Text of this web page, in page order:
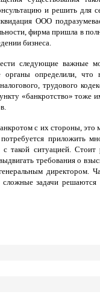
и решить для
ООО
фирма пришла в
бизнеса.
следующие важные
определили,
трудового
«банкротство» тоже
с их стороны,
приложить
такой ситуацией.
требования о
директором.
задачи